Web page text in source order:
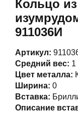
Кольцо из
911036И
Артикул:
Средний вес: 1
Цвет металла:
Ширина: 0
Вставка:
Описание